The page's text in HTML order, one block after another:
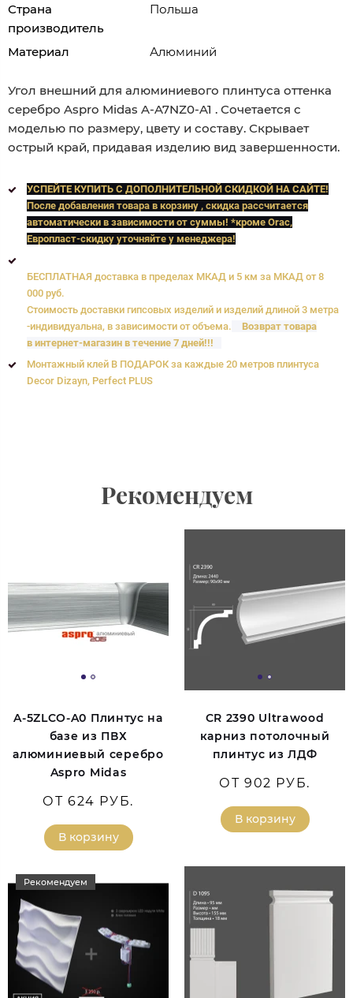
Страна
производитель
Польша
Материал Алюминий
Угол внешний для алюминиевого плинтуса оттенка
серебро Aspro Midas A-A7NZ0-A1 . Сочетается с
моделью по размеру, цвету и составу. Скрывает
острый край, придавая изделию вид завершенности.
УСПЕЙТЕ КУПИТЬ C ДОПОЛНИТЕЛЬНОЙ СКИДКОЙ НА САЙТЕ!
После добавления товара в корзину , скидка рассчитается
автоматически в зависимости от суммы! *кроме Orac,
Европласт-скидку уточняйте у менеджера!
БЕСПЛАТНАЯ доставка в пределах МКАД и 5 км за МКАД от 8
000 руб.
Стоимость доставки гипсовых изделий и изделий длиной 3 метра
-индивидуальна, в зависимости от объема.
Возврат товара
в интернет-магазин в течение 7 дней!!!
Монтажный клей В ПОДАРОК за каждые 20 метров плинтуса
Decor Dizayn, Perfect PLUS
Рекомендуем
A-5ZLCO-A0 Плинтус на
базе из ПВХ
алюминиевый серебро
Aspro Midas
ОТ 624 РУБ.
В корзину
CR 2390 Ultrawood
карниз потолочный
плинтус из ЛДФ
ОТ 902 РУБ.
В корзину
Рекомендуем